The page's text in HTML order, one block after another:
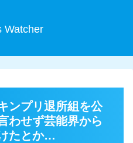
Watcher
ンプリ退所組を公
わせず芸能界から
たとか…